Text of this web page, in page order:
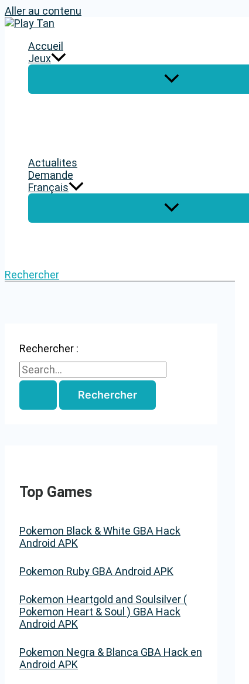
Aller au contenu
Accueil
Jeux
Actualites
Demande
Français
Rechercher
Rechercher :
Top Games
Pokemon Black & White GBA Hack
Android APK
Pokemon Ruby GBA Android APK
Pokemon Heartgold and Soulsilver (
Pokemon Heart & Soul ) GBA Hack
Android APK
Pokemon Negra & Blanca GBA Hack en
Android APK